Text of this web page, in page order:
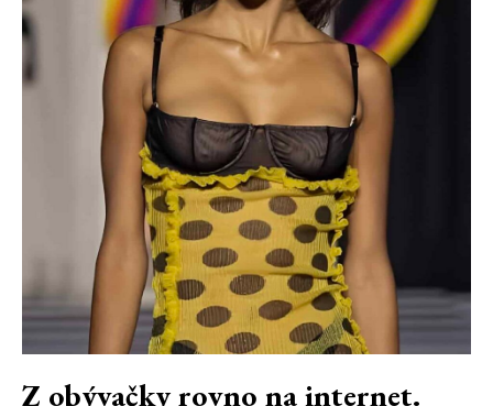
Z obývačky rovno na internet.